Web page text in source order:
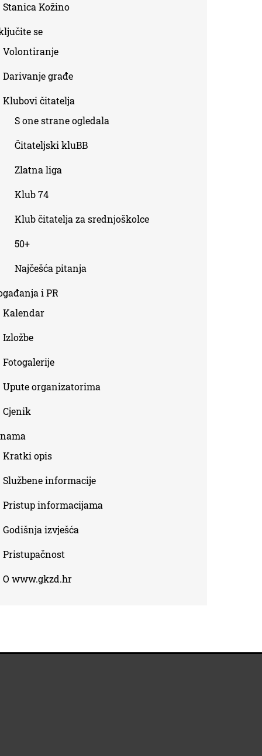
Stanica Kožino
se
Volontiranje
Darivanje građe
Klubovi čitatelja
S one strane ogledala
Čitateljski kluBB
Zlatna liga
Klub 74
Klub čitatelja za srednjoškolce
50+
Najčešća pitanja
i PR
Kalendar
Izložbe
Fotogalerije
Upute organizatorima
Cjenik
Kratki opis
Službene informacije
Pristup informacijama
Godišnja izvješća
Pristupačnost
O www.gkzd.hr